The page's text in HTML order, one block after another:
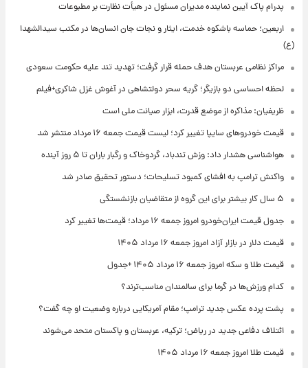
پدرام پاک آیین نماینده مدیران مسئول در هیأت نظارت بر مطبوعات
اربعین؛ حماسه باشکوه خدمت، ایثار و نجات جان انسان‌ها در مکتب سیدالشهدا
(ع)
مراکز نظامی عربستان هدف حمله قرار گرفت؛ تهدید تند علیه حکومت سعودی
لحظه احساسی دو بازیگر؛ گریه سحر دولتشاهی در آغوش غزل شاکری+فیلم
ظریفیان: مذاکره از موضع قدرت، ابزار صیانت ملی است
قیمت خودروهای سایپا تغییر کرد؛ لیست قیمت جمعه ۱۶ مرداد منتشر شد
هواشناسی هشدار داد: وزش تندباد، گردوخاک و رگبار باران تا ۵ روز آینده
واکنش ترامپ به افشای کمبود تسلیحات؛ دستور تحقیق صادر شد
۵ سال کار بیشتر برای این گروه از متقاضیان بازنشستگی
جدول قیمت ایران‌خودرو امروز جمعه ۱۶ مرداد؛ قیمت‌ها تغییر کرد
قیمت دلار در بازار آزاد امروز جمعه ۱۶ مرداد ۱۴۰۵
قیمت طلا و سکه امروز جمعه ۱۶ مرداد ۱۴۰۵ +جدول
کدام ورزش‌ها در گرما برای سالمندان مناسب‌ترند؟
پشت پرده عکس جدید ترامپ؛ مقام آمریکایی درباره وضعیت او چه گفت؟
ائتلاف دفاعی جدید در ریاض؛ ترکیه، عربستان و پاکستان متحد می‌شوند
قیمت طلا امروز جمعه ۱۶ مرداد ۱۴۰۵